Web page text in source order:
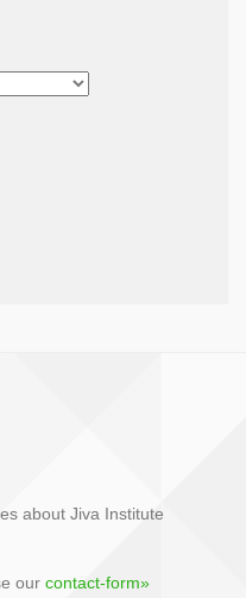
about Jiva Institute
our contact-form»